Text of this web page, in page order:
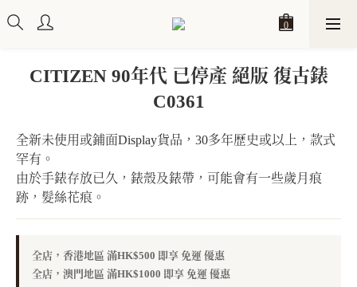
CITIZEN 90年代 已停產 絕版 復古錶
C0361
全新未使用或鋪面Display貨品，30多年歷史或以上，款式
罕有。
由於手錶存放已久，錶殼及錶帶，可能會有一些歲月痕
跡，髮絲花痕。
全店，香港地區 滿HK$500 即享 免運 優惠
全店，澳門地區 滿HK$1000 即享 免運 優惠